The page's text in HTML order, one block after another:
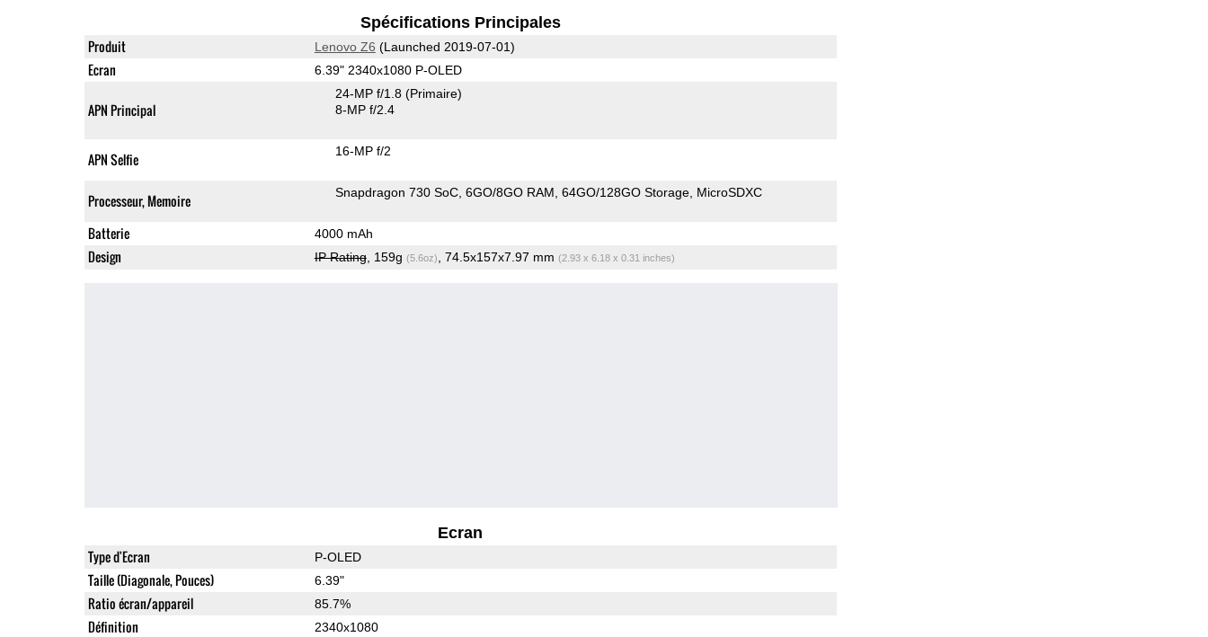
Spécifications Principales
Produit Lenovo Z6 (Launched 2019-07-01)
Ecran 6.39" 2340x1080 P-OLED
APN Principal
24-MP f/1.8 (Primaire)
8-MP f/2.4
APN Selfie 16-MP f/2
Processeur, Memoire Snapdragon 730 SoC 6GO/8GO RAM 64GO/128GO Storage MicroSDXC
Batterie 4000 mAh
Design IP Rating, 159g (5.6oz) , 74.5x157x7.97 mm (2.93 x 6.18 x 0.31 inches)
Ecran
Type d'Ecran P-OLED
Taille (Diagonale, Pouces) 6.39"
Ratio écran/appareil 85.7%
Définition 2340x1080